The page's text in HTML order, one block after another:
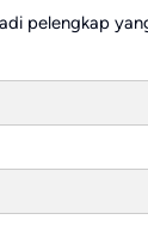
pelengkap